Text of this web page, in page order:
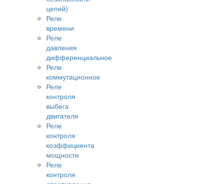
цепей)
Реле
времени
Реле
давления
дифференциальное
Реле
коммутационное
Реле
контроля
выбега
двигателя
Реле
контроля
коэффициента
мощности
Реле
контроля